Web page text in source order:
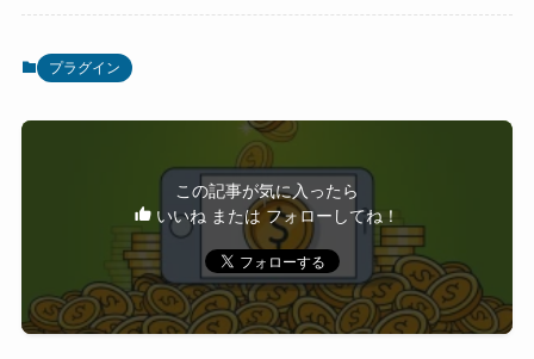
プラグイン
この記事が気に入ったら
いいね または フォローしてね！